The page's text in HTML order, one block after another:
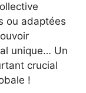
ou adaptées
unique… Un
crucial
!